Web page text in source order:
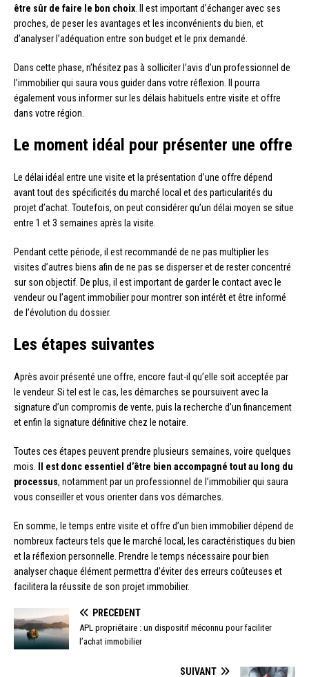
être sûr de faire le bon choix . Il est important d’échanger avec ses
proches, de peser les avantages et les inconvénients du bien, et
d’analyser l’adéquation entre son budget et le prix demandé.
Dans cette phase, n’hésitez pas à solliciter l’avis d’un professionnel de
l’immobilier qui saura vous guider dans votre réflexion. Il pourra
également vous informer sur les délais habituels entre visite et offre
dans votre région.
Le moment idéal pour présenter une offre
Le délai idéal entre une visite et la présentation d’une offre dépend
avant tout des spécificités du marché local et des particularités du
projet d’achat. Toutefois, on peut considérer qu’un délai moyen se situe
entre 1 et 3 semaines après la visite.
Pendant cette période, il est recommandé de ne pas multiplier les
visites d’autres biens afin de ne pas se disperser et de rester concentré
sur son objectif. De plus, il est important de garder le contact avec le
vendeur ou l’agent immobilier pour montrer son intérêt et être informé
de l’évolution du dossier.
Les étapes suivantes
Après avoir présenté une offre, encore faut-il qu’elle soit acceptée par
le vendeur. Si tel est le cas, les démarches se poursuivent avec la
signature d’un compromis de vente, puis la recherche d’un financement
et enfin la signature définitive chez le notaire.
Toutes ces étapes peuvent prendre plusieurs semaines, voire quelques
mois.
Il est donc essentiel d’être bien accompagné tout au long du
processus, notamment par un professionnel de l’immobilier qui saura
vous conseiller et vous orienter dans vos démarches.
En somme, le temps entre visite et offre d’un bien immobilier dépend de
nombreux facteurs tels que le marché local, les caractéristiques du bien
et la réflexion personnelle. Prendre le temps nécessaire pour bien
analyser chaque élément permettra d’éviter des erreurs coûteuses et
facilitera la réussite de son projet immobilier.
PRÉCÉDENT
APL propriétaire : un dispositif méconnu pour faciliter
l’achat immobilier
SUIVANT